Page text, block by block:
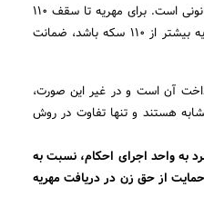
در ازدواج موقت، عدم پرداخت مهریه نیز مانند ازدواج دائم دارای ضمانت‌های اجرایی قانونی است. برای مهریه تا سقف ۱۱۰
سکه، امکان توقیف اموال و حتی صدور حکم حبس برای مرد وجود دارد. اما اگر مهریه بیشتر از ۱۱۰ سکه باشد، ضمانت
آن است و در غیر این صورت،
هستند و تنها تفاوت در روش
به اموال مرد به واحد اجرای احکام، نسبت به
حمایت از حق زن در دریافت مهریه